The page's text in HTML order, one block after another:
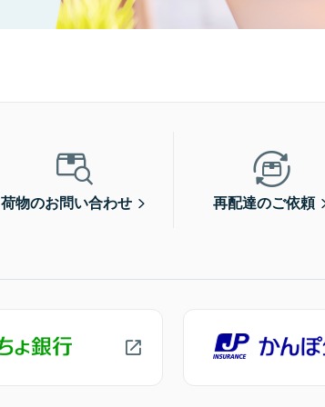
荷物のお問い合わせ 再配達のご依頼